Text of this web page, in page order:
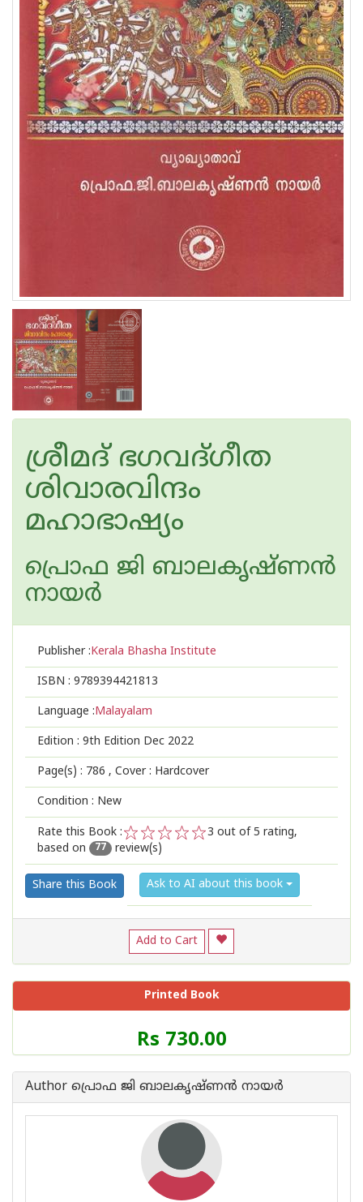
ശ്രീമദ് ഭഗവദ്ഗീത
ശിവാരവിന്ദം
മഹാഭാഷ്യം
പ്രൊഫ ജി ബാലകൃഷ്ണന്‍
നായര്‍
Publisher :Kerala Bhasha Institute
ISBN : 9789394421813
Language :Malayalam
Edition : 9th Edition Dec 2022
Page(s) : 786 , Cover : Hardcover
Condition : New
Rate this Book :
3
2
1
3 out of 5 rating,
based on
77 review(s)
Share this Book Ask to AI about this book
Add to Cart
Printed Book
Price
of
Book
Rs 730.00
Author പ്രൊഫ ജി ബാലകൃഷ്ണന്‍ നായര്‍